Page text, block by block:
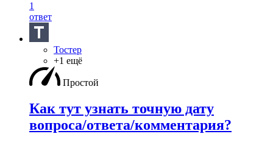
1
ответ
Тостер
+1 ещё
Простой
Как тут узнать точную дату
вопроса/ответа/комментария?